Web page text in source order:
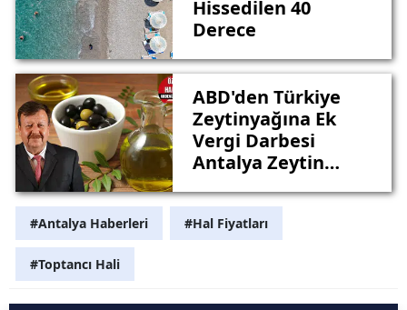
Hissedilen 40
Derece
ABD'den Türkiye
Zeytinyağına Ek
Vergi Darbesi
Antalya Zeytin
#Antalya Haberleri #Hal Fiyatları
#Toptancı Hali